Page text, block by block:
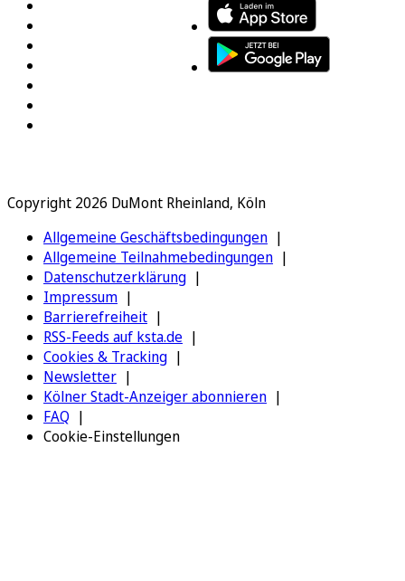
Copyright 2026 DuMont Rheinland, Köln
Allgemeine Geschäftsbedingungen
Allgemeine Teilnahmebedingungen
Datenschutzerklärung
Impressum
Barrierefreiheit
RSS-Feeds auf ksta.de
Cookies & Tracking
Newsletter
Kölner Stadt-Anzeiger abonnieren
FAQ
Cookie-Einstellungen